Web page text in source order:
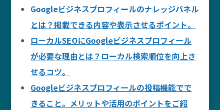
Googleビジネスプロフィールのナレッジパネル
とは？掲載できる内容や表示させるポイント。
ローカルSEOにGoogleビジネスプロフィール
が必要な理由とは？ローカル検索順位を向上さ
せるコツ。
Googleビジネスプロフィールの投稿機能でで
きること。メリットや活用のポイントをご紹